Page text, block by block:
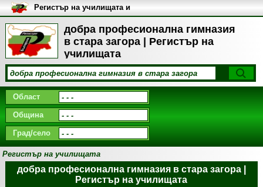
добра професионална гимназия
в стара загора | Регистър на
училищата
Регистър на училищата и
университетите в България
Област
Община
Град/село
Регистър на училищата
добра професионална гимназия в стара загора |
Регистър на училищата